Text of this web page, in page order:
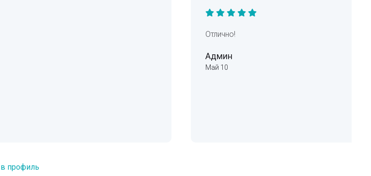
Отлично!
Админ
Май 10
профиль